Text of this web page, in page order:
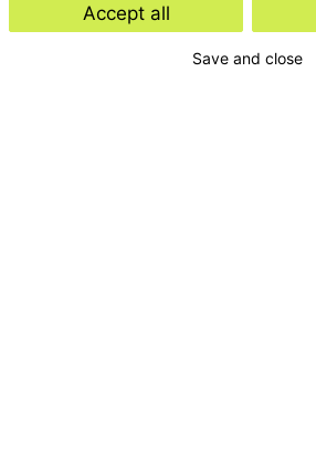
Accept all
Save and close